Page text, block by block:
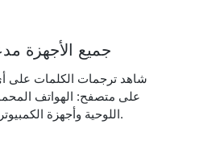
جميع الأجهزة
شاهد ترجمات الكلمات على
على متصفح: الهواتف
اللوحية وأجهزة الكمبيوتر المكتبية.